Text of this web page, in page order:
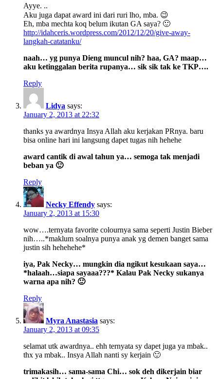
Ayye. ..
Aku juga dapat award ini dari ruri lho, mba. 😉
Eh, mba mechta koq belum ikutan GA saya? 🙂
http://idahceris.wordpress.com/2012/12/20/give-away-
langkah-catatanku/
naah… yg punya Dieng muncul nih? haa, GA? maap…
aku ketinggalan berita rupanya… sik sik tak ke TKP….
Reply
Lidya says:
January 2, 2013 at 22:32
thanks ya awardnya Insya Allah aku kerjakan PRnya. baru
bisa online hari ini langsung dapet tugas nih hehehe
award cantik di awal tahun ya… semoga tak menjadi
beban ya 🙂
Reply
Necky Effendy says:
January 2, 2013 at 15:30
wow….ternyata favorite colournya sama seperti Justin Bieber
nih…..*maklum soalnya punya anak yg demen banget sama
justin sih hehehehe*
iya, Pak Necky… mungkin dia ngikut kesukaan saya…
*halaah…siapa sayaaa???* Kalau Pak Necky sukanya
warna apa nih? 🙂
Reply
Myra Anastasia says:
January 2, 2013 at 09:35
selamat utk awardnya.. ehh ternyata sy dapet juga ya mbak..
thx ya mbak.. Insya Allah nanti sy kerjain 🙂
trimakasih… sama-sama Chi… sok deh dikerjain biar